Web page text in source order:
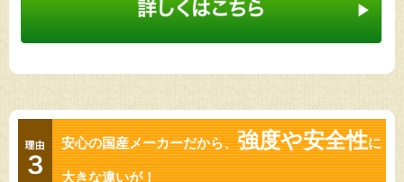
安心の国産メーカーだから、強度や安全性に
大きな違いが！